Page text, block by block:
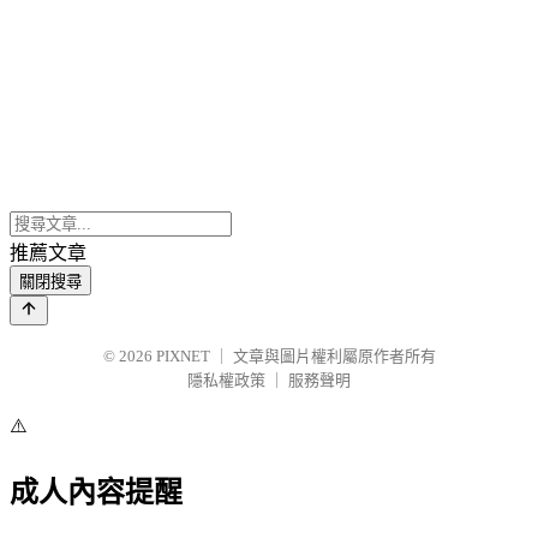
推薦文章
關閉搜尋
© 2026 PIXNET
文章與圖片權利屬原作者所有
隱私權政策
服務聲明
⚠️
成人內容提醒